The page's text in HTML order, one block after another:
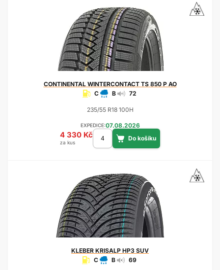
CONTINENTALWINTERCONTACT TS 850 P AO
C
B 72
235/55 R18 100H
EXPEDICE:07.08.2026
4 330 Kč
za kus
KLEBER KRISALP HP3 SUV
C
B 69